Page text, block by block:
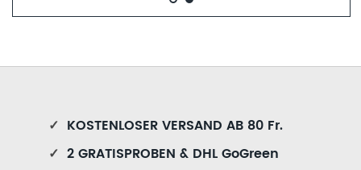
✓ KOSTENLOSER VERSAND AB 80 Fr.
✓ 2 GRATISPROBEN & DHL GoGreen